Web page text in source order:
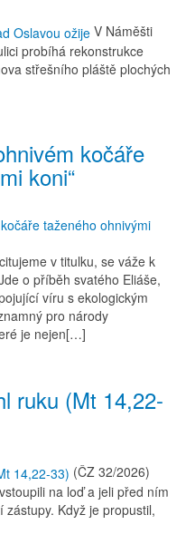
V Náměšti
probíhá rekonstrukce
střešního pláště plochých
kočáře
koni“
v titulku, se váže k
o příběh svatého Eliáše,
víru s ekologickým
pro národy
je nejen[…]
ruku (Mt 14,22-
(ČZ 32/2026)
na loď a jeli před ním
Když je propustil,